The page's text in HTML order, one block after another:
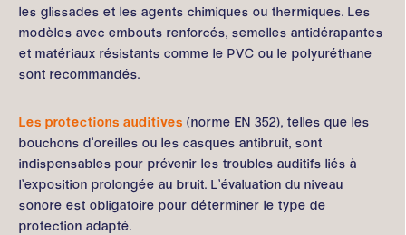
les glissades et les agents chimiques ou thermiques. Les
modèles avec embouts renforcés, semelles antidérapantes
et matériaux résistants comme le PVC ou le polyuréthane
sont recommandés.
Les protections auditives (norme EN 352), telles que les
bouchons d’oreilles ou les casques antibruit, sont
indispensables pour prévenir les troubles auditifs liés à
l’exposition prolongée au bruit. L’évaluation du niveau
sonore est obligatoire pour déterminer le type de
protection adapté.